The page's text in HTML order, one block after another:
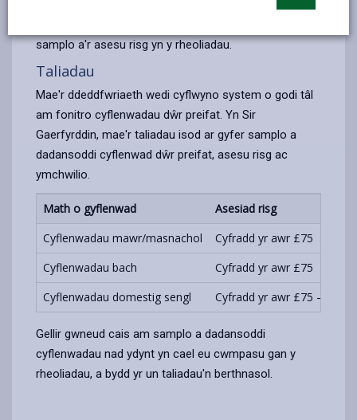
samplo a'r asesu risg yn y rheoliadau.
Taliadau
Mae'r ddeddfwriaeth wedi cyflwyno system o godi tâl
am fonitro cyflenwadau dŵr preifat. Yn Sir
Gaerfyrddin, mae'r taliadau isod ar gyfer samplo a
dadansoddi cyflenwad dŵr preifat, asesu risg ac
ymchwilio.
Math o gyflenwad
Asesiad risg
Cyflenwadau mawr/masnachol
Cyfradd yr awr £75
Cyflenwadau bach
Cyfradd yr awr £75
Cyflenwadau domestig sengl
Cyfradd yr awr £75 – ar
Gellir gwneud cais am samplo a dadansoddi
cyflenwadau nad ydynt yn cael eu cwmpasu gan y
rheoliadau, a bydd yr un taliadau'n berthnasol.